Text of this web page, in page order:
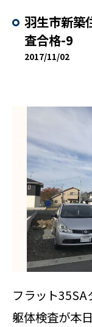
羽生市新築
査合格-9
2017/11/02
フラット
躯体検査が本